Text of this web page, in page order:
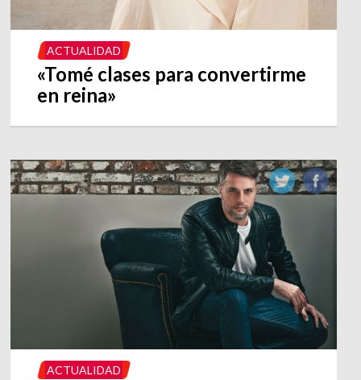
ACTUALIDAD
«Tomé clases para convertirme
en reina»
ACTUALIDAD